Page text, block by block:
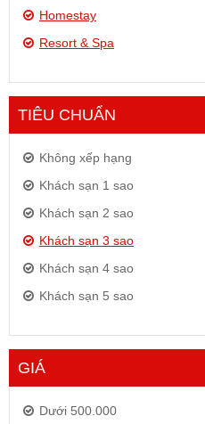
Homestay
Resort & Spa
TIÊU CHUẨN
Không xếp hạng
Khách sạn 1 sao
Khách sạn 2 sao
Khách sạn 3 sao
Khách sạn 4 sao
Khách sạn 5 sao
GIÁ
Dưới 500.000